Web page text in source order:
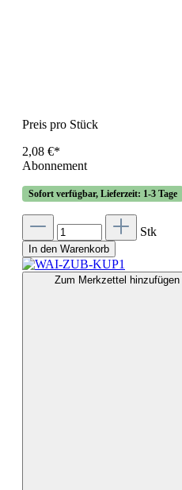
Preis pro Stück
2,08 €*
Abonnement
Sofort verfügbar, Lieferzeit: 1-3 Tage
Stk
In den Warenkorb
Zum Merkzettel hinzufügen